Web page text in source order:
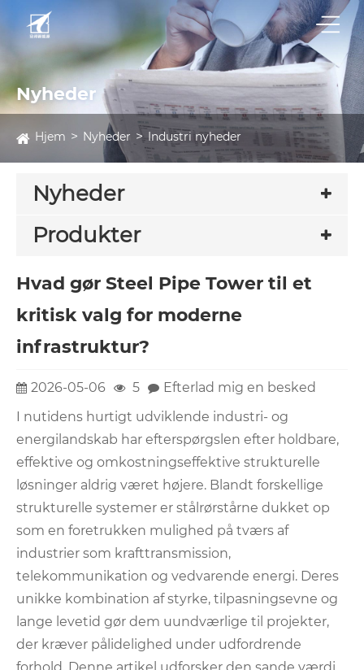
Nyheder
Hjem Nyheder Industri nyheder
Nyheder
Produkter
Hvad gør Steel Pipe Tower til et
kritisk valg for moderne
infrastruktur?
2026-05-06 5
Efterlad mig en besked
I nutidens hurtigt udviklende industri- og
energilandskab har efterspørgslen efter holdbare,
effektive og omkostningseffektive strukturelle
løsninger aldrig været højere. Blandt forskellige
strukturelle systemer er stålrørstårne ​​dukket op
som en foretrukken mulighed på tværs af
industrier som krafttransmission,
telekommunikation og vedvarende energi. Deres
unikke kombination af styrke, tilpasningsevne og
lange levetid gør dem uundværlige til projekter,
der kræver pålidelighed under udfordrende